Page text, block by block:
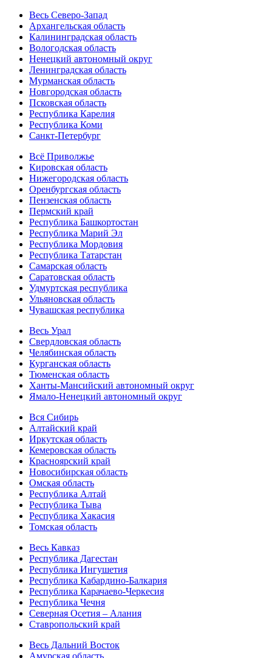
Весь Северо-Запад
Архангельская область
Калининградская область
Вологодская область
Ненецкий автономный округ
Ленинградская область
Мурманская область
Новгородская область
Псковская область
Республика Карелия
Республика Коми
Санкт-Петербург
Всё Приволжье
Кировская область
Нижегородская область
Оренбургская область
Пензенская область
Пермский край
Республика Башкортостан
Республика Марий Эл
Республика Мордовия
Республика Татарстан
Самарская область
Саратовская область
Удмуртская республика
Ульяновская область
Чувашская республика
Весь Урал
Свердловская область
Челябинская область
Курганская область
Тюменская область
Ханты-Мансийский автономный округ
Ямало-Ненецкий автономный округ
Вся Сибирь
Алтайский край
Иркутская область
Кемеровская область
Красноярский край
Новосибирская область
Омская область
Республика Алтай
Республика Тыва
Республика Хакасия
Томская область
Весь Кавказ
Республика Дагестан
Республика Ингушетия
Республика Кабардино-Балкария
Республика Карачаево-Черкесия
Республика Чечня
Северная Осетия – Алания
Ставропольский край
Весь Дальний Восток
Амурская область